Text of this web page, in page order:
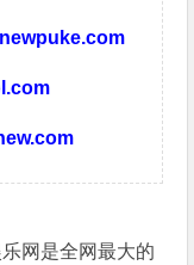
网是全网最大的